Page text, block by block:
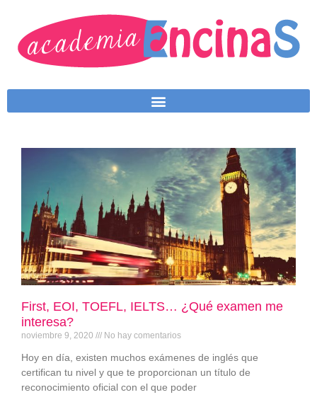
First, EOI, TOEFL, IELTS… ¿Qué examen me
interesa?
noviembre 9, 2020 No hay comentarios
Hoy en día, existen muchos exámenes de inglés que
certifican tu nivel y que te proporcionan un título de
reconocimiento oficial con el que poder